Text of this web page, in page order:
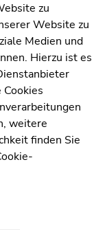
zu
Website zu
Medien und
Hierzu ist es
weitere
finden Sie